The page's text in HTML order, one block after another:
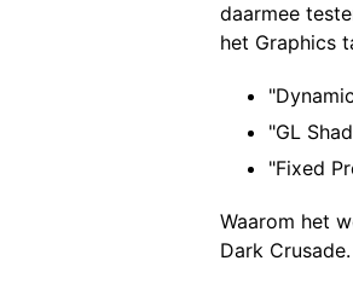
daarmee
het Graphics
"GL
"Fixed
Waarom het
Dark